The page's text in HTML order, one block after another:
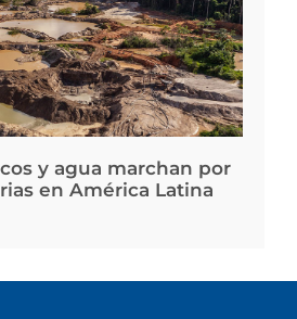
y agua marchan por
en América Latina